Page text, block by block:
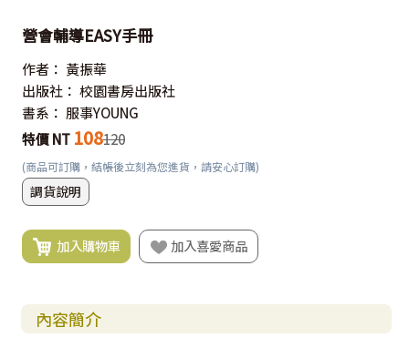
營會輔導EASY手冊
作者： 黃振華
出版社： 校園書房出版社
書系： 服事YOUNG
特價 NT 108120
(商品可訂購，結帳後立刻為您進貨，請安心訂購)
調貨說明
加入購物車 加入喜愛商品
內容簡介